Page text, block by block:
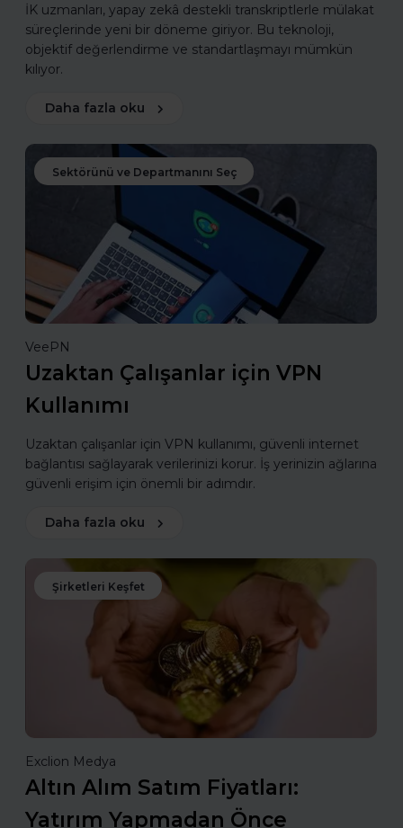
İK uzmanları, yapay zekâ destekli transkriptlerle mülakat
süreçlerinde yeni bir döneme giriyor. Bu teknoloji,
objektif değerlendirme ve standartlaşmayı mümkün
kılıyor.
Daha fazla oku
Sektörünü ve Departmanını Seç
VeePN
Uzaktan Çalışanlar için VPN
Kullanımı
Uzaktan çalışanlar için VPN kullanımı, güvenli internet
bağlantısı sağlayarak verilerinizi korur. İş yerinizin ağlarına
güvenli erişim için önemli bir adımdır.
Daha fazla oku
Şirketleri Keşfet
Exclion Medya
Altın Alım Satım Fiyatları:
Yatırım Yapmadan Önce